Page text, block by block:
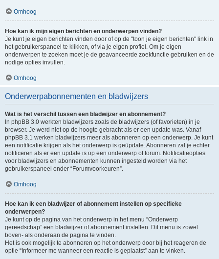
Omhoog
Hoe kan ik mijn eigen berichten en onderwerpen vinden?
Je kunt je eigen berichten vinden door of op de "toon je eigen berichten" link in
het gebruikerspaneel te klikken, of via je eigen profiel. Om je eigen
onderwerpen te zoeken moet je de geavanceerde zoekfunctie gebruiken en de
nodige opties invullen.
Omhoog
Onderwerpabonnementen en bladwijzers
Wat is het verschil tussen een bladwijzer en abonnement?
In phpBB 3.0 werkten bladwijzers zoals de bladwijzers (of favorieten) in je
browser. Je werd niet op de hoogte gebracht als er een update was. Vanaf
phpBB 3.1 werken bladwijzers meer als abonneren op een onderwerp. Je kunt
een notificatie krijgen als het onderwerp is geüpdate. Abonneren zal je echter
notificeren als er een update is op een onderwerp of forum. Notificatieopties
voor bladwijzers en abonnementen kunnen ingesteld worden via het
gebruikerspaneel onder “Forumvoorkeuren”.
Omhoog
Hoe kan ik een bladwijzer of abonnement instellen op specifieke
onderwerpen?
Je kunt op de pagina van het onderwerp in het menu “Onderwerp
gereedschap” een bladwijzer of abonnement instellen. Dit menu is zowel
boven- als onderaan de pagina te vinden.
Het is ook mogelijk te abonneren op het onderwerp door bij het reageren de
optie “Informeer me wanneer een reactie is geplaatst” aan te vinken.